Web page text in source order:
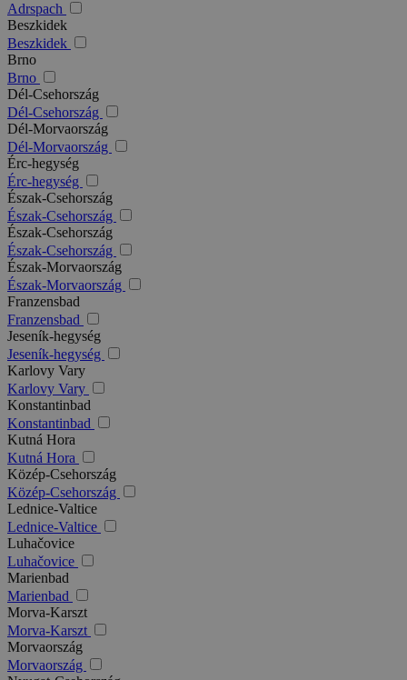
Adrspach
Beszkidek
Beszkidek
Brno
Brno
Dél-Csehország
Dél-Csehország
Dél-Morvaország
Dél-Morvaország
Érc-hegység
Érc-hegység
Észak-Csehország
Észak-Csehország
Észak-Csehország
Észak-Csehország
Észak-Morvaország
Észak-Morvaország
Franzensbad
Franzensbad
Jeseník-hegység
Jeseník-hegység
Karlovy Vary
Karlovy Vary
Konstantinbad
Konstantinbad
Kutná Hora
Kutná Hora
Közép-Csehország
Közép-Csehország
Lednice-Valtice
Lednice-Valtice
Luhačovice
Luhačovice
Marienbad
Marienbad
Morva-Karszt
Morva-Karszt
Morvaország
Morvaország